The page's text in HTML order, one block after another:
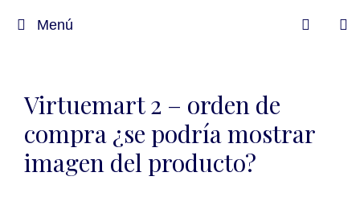
Menú
Virtuemart 2 – orden de
compra ¿se podría mostrar
imagen del producto?